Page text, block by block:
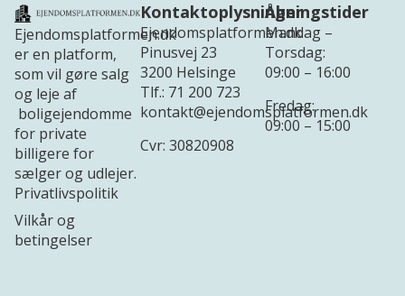
Kontaktoplysninger
Ejendomsplatformen.dk
Pinusvej 23
3200 Helsinge
Tlf.: 71 200 723
kontakt@ejendomsplatformen.dk
Cvr: 30820908
Ejendomsplatformen.dk
er en platform,
som vil gøre salg
og leje af
boligejendomme
for private
billigere for
sælger og udlejer.
Privatlivspolitik
Vilkår og
betingelser
Åbningstider
Mandag –
Torsdag:
09:00 – 16:00
Fredag:
09:00 – 15:00